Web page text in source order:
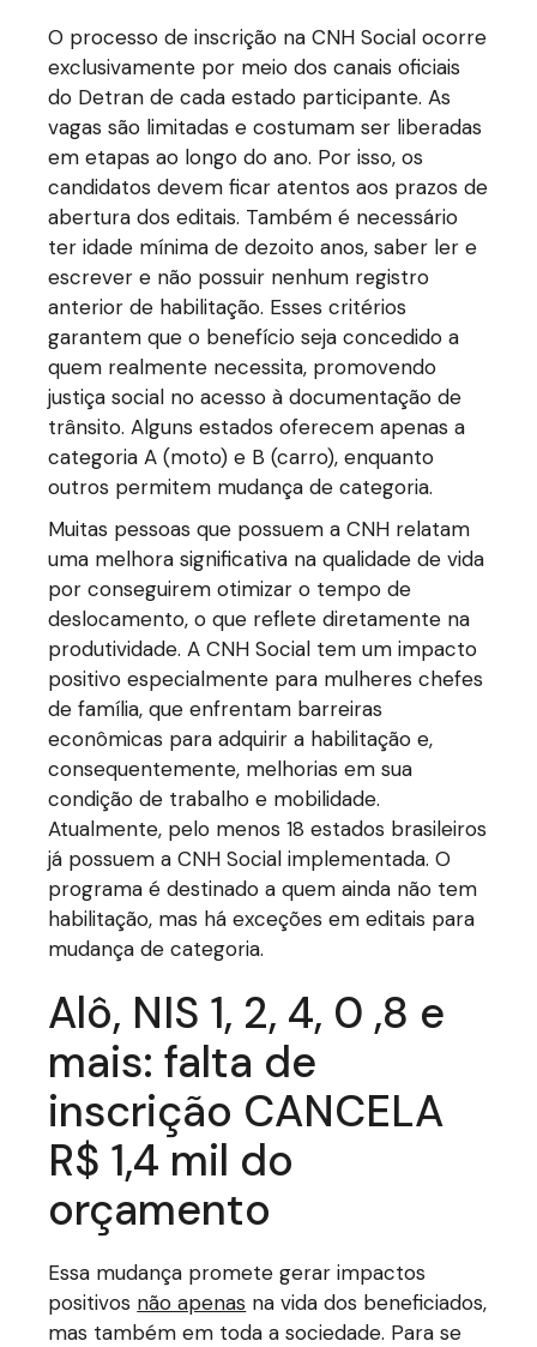
O processo de inscrição na CNH Social ocorre
exclusivamente por meio dos canais oficiais
do Detran de cada estado participante. As
vagas são limitadas e costumam ser liberadas
em etapas ao longo do ano. Por isso, os
candidatos devem ficar atentos aos prazos de
abertura dos editais. Também é necessário
ter idade mínima de dezoito anos, saber ler e
escrever e não possuir nenhum registro
anterior de habilitação. Esses critérios
garantem que o benefício seja concedido a
quem realmente necessita, promovendo
justiça social no acesso à documentação de
trânsito. Alguns estados oferecem apenas a
categoria A (moto) e B (carro), enquanto
outros permitem mudança de categoria.
Muitas pessoas que possuem a CNH relatam
uma melhora significativa na qualidade de vida
por conseguirem otimizar o tempo de
deslocamento, o que reflete diretamente na
produtividade. A CNH Social tem um impacto
positivo especialmente para mulheres chefes
de família, que enfrentam barreiras
econômicas para adquirir a habilitação e,
consequentemente, melhorias em sua
condição de trabalho e mobilidade.
Atualmente, pelo menos 18 estados brasileiros
já possuem a CNH Social implementada. O
programa é destinado a quem ainda não tem
habilitação, mas há exceções em editais para
mudança de categoria.
Alô, NIS 1, 2, 4, 0 ,8 e
mais: falta de
inscrição CANCELA
R$ 1,4 mil do
orçamento
Essa mudança promete gerar impactos
positivos não apenas na vida dos beneficiados,
mas também em toda a sociedade. Para se